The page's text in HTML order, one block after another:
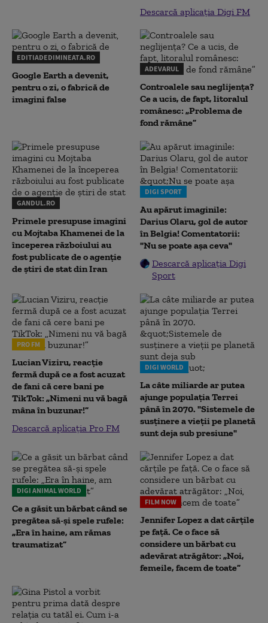
Descarcă aplicația Digi FM
EDITIADEDIMINEATA.RO
Google Earth a devenit,
pentru o zi, o fabrică de
imagini false
ADEVARUL
Controalele sau neglijența?
Ce a ucis, de fapt, litoralul
românesc: „Problema de
fond rămâne”
GANDUL.RO
Primele presupuse imagini
cu Mojtaba Khamenei de la
începerea războiului au
fost publicate de o agenție
de știri de stat din Iran
DIGI SPORT
Au apărut imaginile:
Darius Olaru, gol de autor
în Belgia! Comentatorii:
"Nu se poate așa ceva"
Descarcă aplicația Digi
Sport
PRO FM
Lucian Viziru, reacție
fermă după ce a fost acuzat
de fani că cere bani pe
TikTok: „Nimeni nu vă bagă
mâna în buzunar!”
Descarcă aplicația Pro FM
DIGI WORLD
La câte miliarde ar putea
ajunge populația Terrei
până în 2070. "Sistemele de
susținere a vieții pe planetă
sunt deja sub presiune"
DIGI ANIMAL WORLD
Ce a găsit un bărbat când se
pregătea să-și spele rufele:
„Era în haine, am rămas
traumatizat”
FILM NOW
Jennifer Lopez a dat cărțile
pe față. Ce o face să
considere un bărbat cu
adevărat atrăgător: „Noi,
femeile, facem de toate”